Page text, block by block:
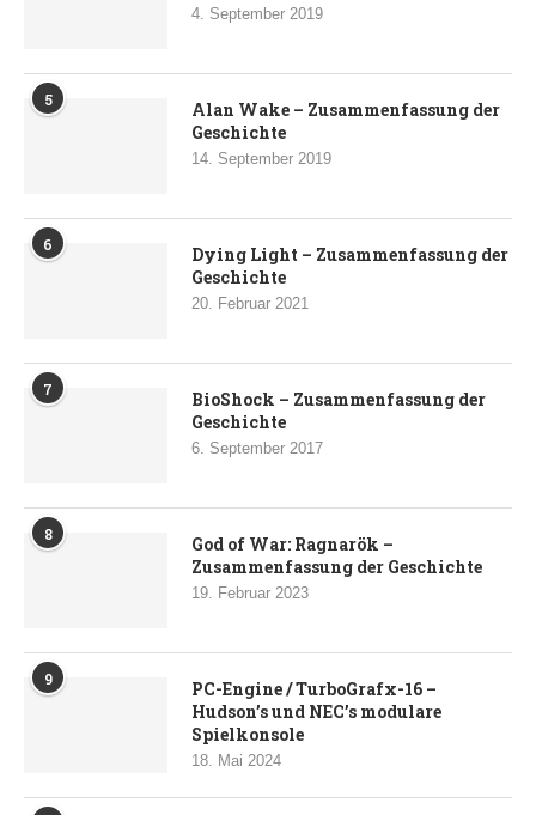
4. September 2019
5
Alan Wake – Zusammenfassung der
Geschichte
14. September 2019
6
Dying Light – Zusammenfassung der
Geschichte
20. Februar 2021
7
BioShock – Zusammenfassung der
Geschichte
6. September 2017
8
God of War: Ragnarök –
Zusammenfassung der Geschichte
19. Februar 2023
9
PC-Engine / TurboGrafx-16 –
Hudson’s und NEC’s modulare
Spielkonsole
18. Mai 2024